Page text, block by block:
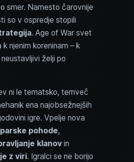
smer. Namesto čarovnije
so v ospredje stopili
. Age of War svet
njenim koreninam – k
neustavljivi želji po
ni le tematsko, temveč
ena najobsežnejših
igre. Vpelje nova
pohode,
klanov in
z viri. Igralci se ne borijo